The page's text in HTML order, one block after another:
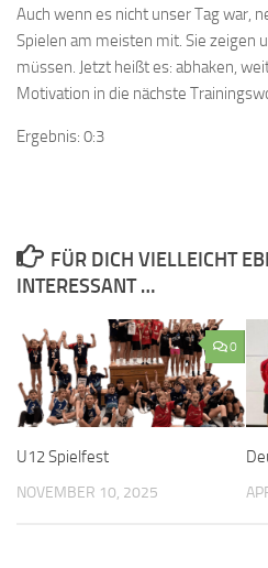
Auch wenn es nicht unser Tag war,
Spielen am meisten mit. Sie zeigen
müssen. Jetzt heißt es: abhaken,
Motivation in die nächste
Ergebnis: 0:3
FÜR DICH VIELLEICHT
INTERESSANT …
0
U12 Spielfest
NOVEMBER 10, 2025